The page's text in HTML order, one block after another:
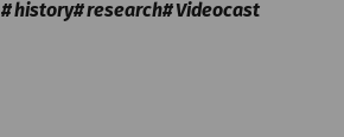
history research Videocast